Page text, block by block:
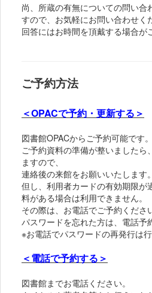
尚、所蔵の有無についての問い合
すので、お気軽にお問い合わせく
回答にはお時間を頂戴する場合が
ご予約方法
＜OPACで予約・更新する＞
図書館OPACからご予約可能です。
ご予約資料の準備が整いましたら
ますので、
連絡後の来館をお願いいたします。
但し、利用者カードの有効期限が
料がある場合は利用できません。
その際は、お電話でご予約ください
パスワードを忘れた方は、電話予
※お電話でパスワードの再発行は行
＜電話で予約する＞
図書館までお電話ください。